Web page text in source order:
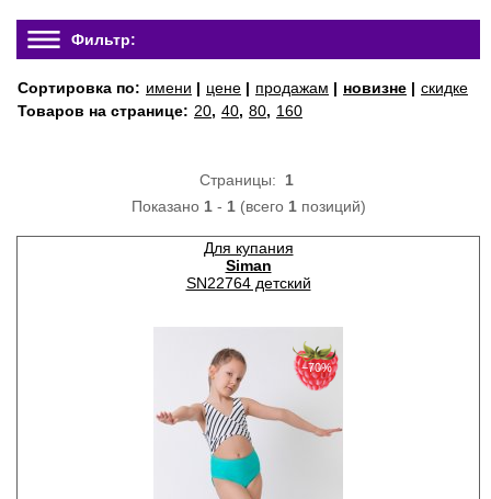
Фильтр:
Сортировка по: имени | цене | продажам | новизне | скидке
Товаров на странице: 20, 40, 80, 160
Страницы: 1
Показано 1- 1(всего 1позиций)
Для купания
Siman
SN22764 детский
−70%